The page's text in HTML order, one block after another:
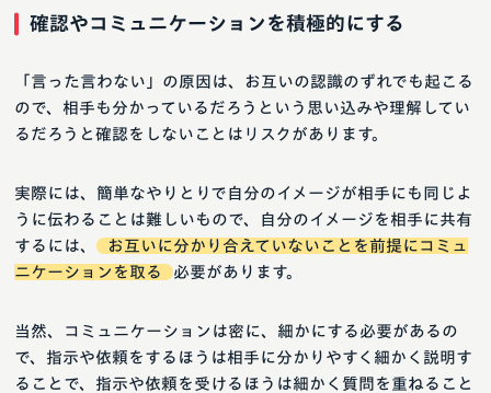
確認やコミュニケーションを積極的にする
「言った言わない」の原因は、お互いの認識のずれでも起こる
ので、相手も分かっているだろうという思い込みや理解してい
るだろうと確認をしないことはリスクがあります。
実際には、簡単なやりとりで自分のイメージが相手にも同じよ
うに伝わることは難しいもので、自分のイメージを相手に共有
するには、
お互いに分かり合えていないことを前提にコミュ
ニケーションを取る
必要があります。
当然、コミュニケーションは密に、細かにする必要があるの
で、指示や依頼をするほうは相手に分かりやすく細かく説明す
ることで、指示や依頼を受けるほうは細かく質問を重ねること